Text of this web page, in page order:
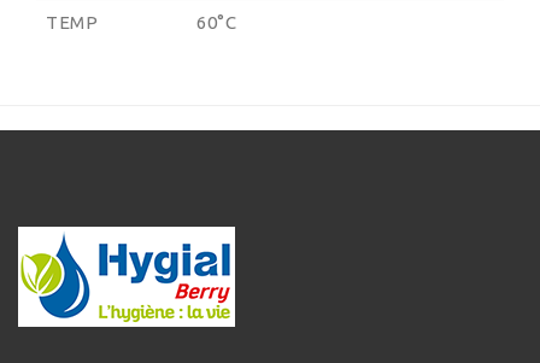
TEMP 60°C